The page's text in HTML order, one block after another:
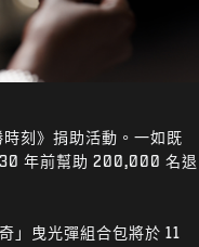
刻》捐助活動。一如既
年前幫助 200,000 名退
」曳光彈組合包將於 11